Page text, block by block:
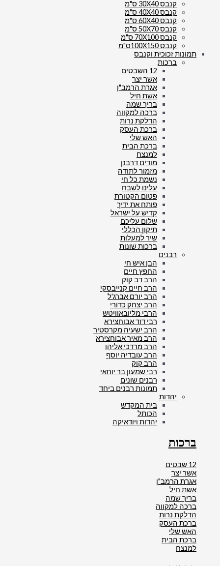
קנבס 30X40 ס"מ
קנבס 40X40 ס"מ
קנבס 60X40 ס"מ
קנבס 50X70 ס"מ
קנבס 70X100 ס"מ
קנבס 100X150ס"מ
תמונות זכוכית וקנבס
ברכות
12 השבטים
אשר יצר
אגרת הרמב"ן
אשת חיל
בריך שמה
ברכה למקווה
הדלקת נרות
ברכת העסק
האש שלי
ברכת הבית
למנצח
מודים דרבנן
מזמור לתודה
נשמת כל חי
עלינו לשבח
פטום הקטורת
פותח את ידיך
קדיש על ישראל
שלום עליכם
תיקון הכללי
שיר למעלות
ברכות שונות
רבנים
הבן איש חי
החפץ חיים
הרב דב קוק
הרב חיים קנייבסקי
הרב יורם אברג'ל
הרב יצחק כדורי
הרבי מליובאוויטש
רבי דוד אבוחצירא
הרב ישעיה מקרסטיר
הרב מאיר אבוחצירא
הרב מרדכי אליהו
הרב עובדיה יוסף
הרב קוק
רבי שמעון בר יוחאי
רבנים שונים
תמונות רבנים ביחד
יהדות
בית המקדש
הכותל
יהדות ויודאיקה
ברכות
12 שבטים
אשר יצר
אגרת הרמב"ן
אשת חיל
בריך שמה
ברכה למקווה
הדלקת נרות
ברכת העסק
האש שלי
ברכת הבית
למנצח